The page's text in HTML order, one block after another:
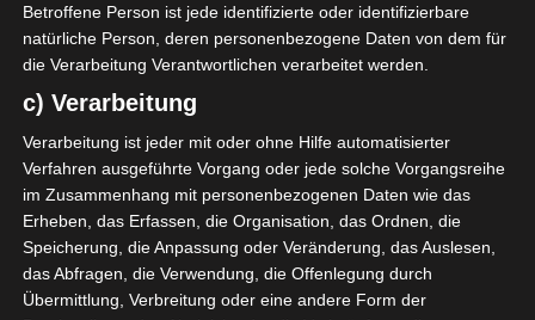
Stade Tunisien
- -
CS Sfax
22 Aug. 2026
ES Hammam Sousse
22 Aug. 2026
ES Tunis
- -
ESS Sousse
22 Aug. 2026
ES Métlaoui
Club Africain
22 Aug. 2026
Betroffene Person ist jede identifizierte oder identifizierbare
natürliche Person, deren personenbezogene Daten von dem für
die Verarbeitung Verantwortlichen verarbeitet werden.
c) Verarbeitung
Verarbeitung ist jeder mit oder ohne Hilfe automatisierter
Verfahren ausgeführte Vorgang oder jede solche Vorgangsreihe
im Zusammenhang mit personenbezogenen Daten wie das
Erheben, das Erfassen, die Organisation, das Ordnen, die
Speicherung, die Anpassung oder Veränderung, das Auslesen,
das Abfragen, die Verwendung, die Offenlegung durch
Übermittlung, Verbreitung oder eine andere Form der